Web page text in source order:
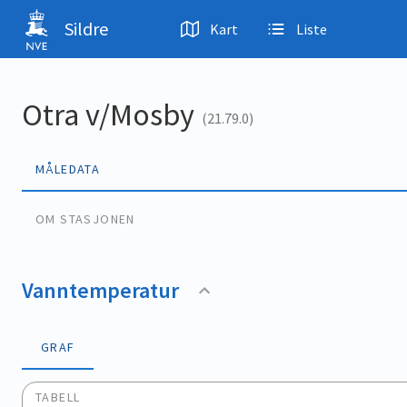
Hopp til hovedinnhold
Sildre Kart Liste
Otra v/Mosby (21.79.0)
MÅLEDATA
OM STASJONEN
Vanntemperatur
GRAF
TABELL